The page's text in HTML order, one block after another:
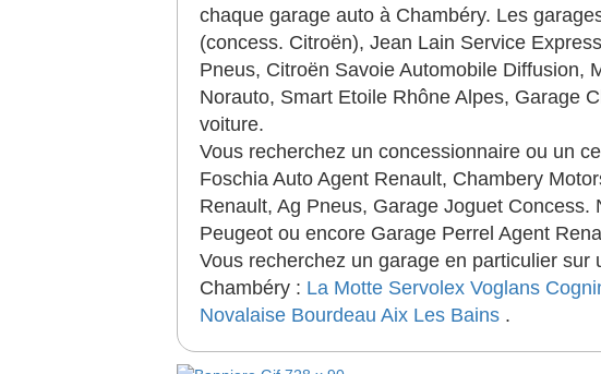
chaque garage auto à Chambéry. Les
(concess. Citroën), Jean Lain Service
Pneus, Citroën Savoie Automobile Diffusion,
Norauto, Smart Etoile Rhône Alpes, Garage
voiture.
Vous recherchez un concessionnaire ou un
Foschia Auto Agent Renault, Chambery
Renault, Ag Pneus, Garage Joguet
Peugeot ou encore Garage Perrel Agent
Vous recherchez un garage en particulier
Chambéry : La Motte Servolex Voglans
Novalaise Bourdeau Aix Les Bains .